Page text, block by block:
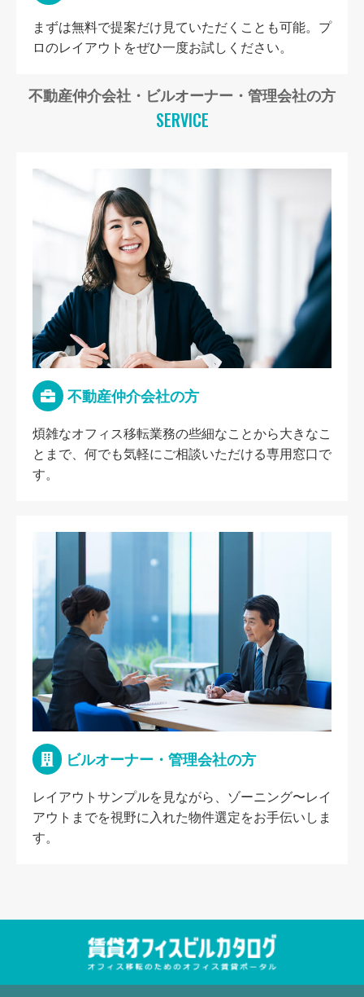
まずは無料で提案だけ見ていただくことも可能。プ
ロのレイアウトをぜひ一度お試しください。
不動産仲介会社・ビルオーナー・管理会社の方
SERVICE
不動産仲介会社の方
煩雑なオフィス移転業務の些細なことから大きなこ
とまで、何でも気軽にご相談いただける専用窓口で
す。
ビルオーナー・管理会社の方
レイアウトサンプルを見ながら、ゾーニング〜レイ
アウトまでを視野に入れた物件選定をお手伝いしま
す。